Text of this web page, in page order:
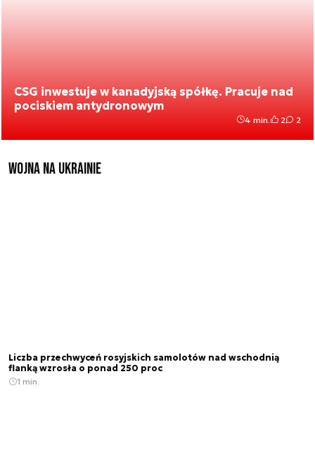
CSG inwestuje w kanadyjską spółkę. Pracuje nad
pociskiem antydronowym
4 min. 2 2
Wojna na Ukrainie
Liczba przechwyceń rosyjskich samolotów nad wschodnią
flanką wzrosła o ponad 250 proc
1 min.